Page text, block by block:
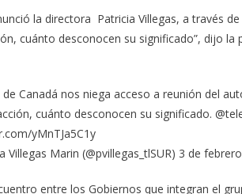
la directora Patricia Villegas, a través
cuánto desconocen su significado”, dijo
Canadá nos niega acceso a reunión del
cuánto desconocen su significado.
yMnTJa5C1y
Villegas Marin (@pvillegas_tlSUR) 3 de
entre los Gobiernos que integran el